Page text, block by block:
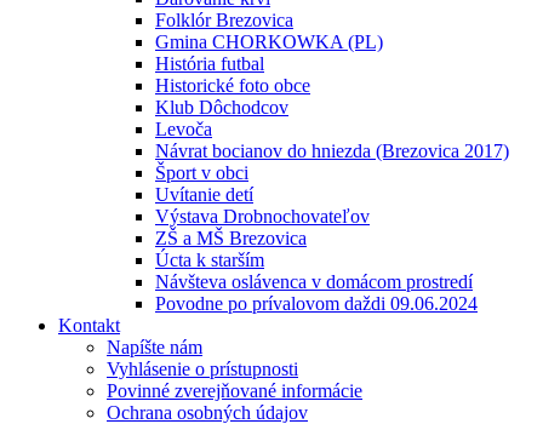
Folklór Brezovica
Gmina CHORKOWKA (PL)
História futbal
Historické foto obce
Klub Dôchodcov
Levoča
Návrat bocianov do hniezda (Brezovica 2017)
Šport v obci
Uvítanie detí
Výstava Drobnochovateľov
ZŠ a MŠ Brezovica
Úcta k starším
Návšteva oslávenca v domácom prostredí
Povodne po prívalovom daždi 09.06.2024
Kontakt
Napíšte nám
Vyhlásenie o prístupnosti
Povinné zverejňované informácie
Ochrana osobných údajov